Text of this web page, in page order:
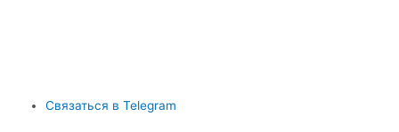
Связаться в Telegram